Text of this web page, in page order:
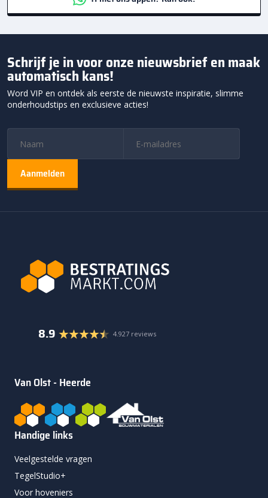
Schrijf je in voor onze nieuwsbrief en maak
automatisch kans!
Word VIP en ontdek als eerste de nieuwste inspiratie, slimme
onderhoudstips en exclusieve acties!
8.9 4.927 reviews
Van Olst - Heerde
Handige links
Veelgestelde vragen
TegelStudio+
Voor hoveniers